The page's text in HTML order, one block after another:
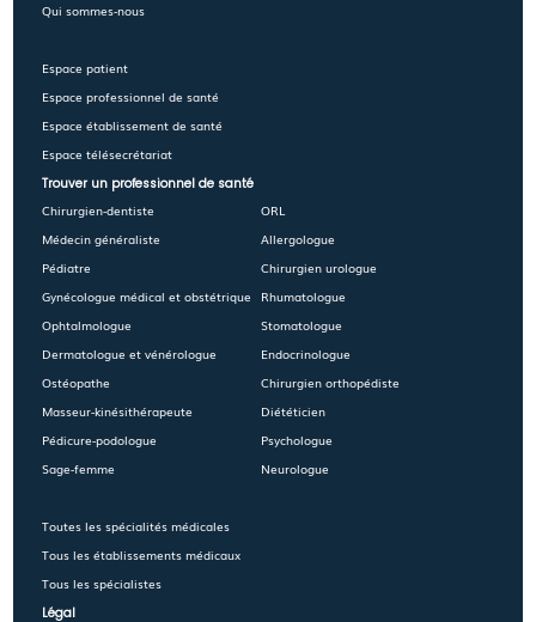
Qui sommes-nous
Espace patient
Espace professionnel de santé
Espace établissement de santé
Espace télésecrétariat
Trouver un professionnel de santé
Chirurgien-dentiste
Médecin généraliste
Pédiatre
Gynécologue médical et obstétrique
Ophtalmologue
Dermatologue et vénérologue
Ostéopathe
Masseur-kinésithérapeute
Pédicure-podologue
Sage-femme
Toutes les spécialités médicales
Tous les établissements médicaux
Tous les spécialistes
ORL
Allergologue
Chirurgien urologue
Rhumatologue
Stomatologue
Endocrinologue
Chirurgien orthopédiste
Diététicien
Psychologue
Neurologue
Légal